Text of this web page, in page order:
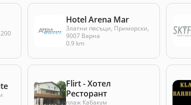
Hotel Arena Mar
Златни пясъци, Приморски,
9007 Варна
0.9 km
Flirt - Хотел
Ресторант
плаж Кабакум